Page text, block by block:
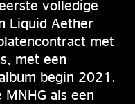
volledige
Liquid Aether
met
met een
begin 2021.
als een